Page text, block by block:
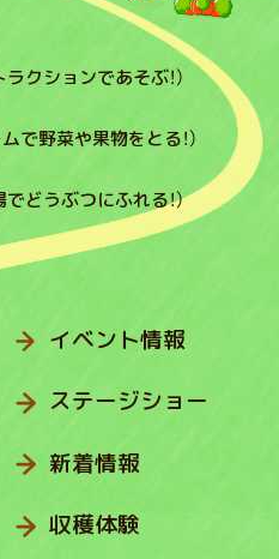
クションであそぶ！）
で野菜や果物をとる！）
でどうぶつにふれる！）
イベント情報
ステージショー
新着情報
収穫体験